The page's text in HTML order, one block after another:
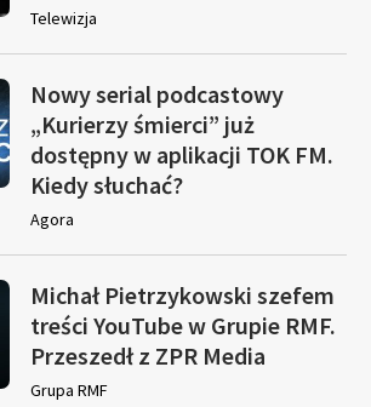
Telewizja
Nowy serial podcastowy
„Kurierzy śmierci” już
dostępny w aplikacji TOK FM.
Kiedy słuchać?
Agora
Michał Pietrzykowski szefem
treści YouTube w Grupie RMF.
Przeszedł z ZPR Media
Grupa RMF